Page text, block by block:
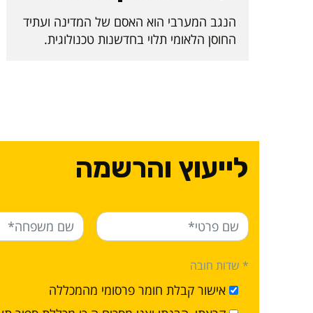
הנגב המערבי הוא האסם של המדינה ועתיד
החוסן הלאומי תלוי בחדשנות טכנולוגית.
לייעוץ והרשמה
* שדות חובה
אישור קבלת חומר פרסומי מהמכללה